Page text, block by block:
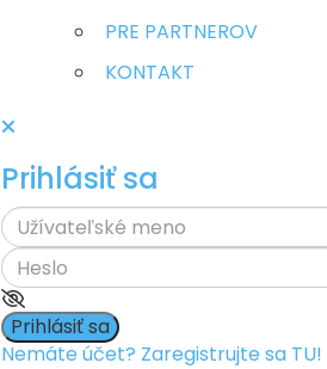
PRE PARTNEROV
KONTAKT
Prihlásiť sa
Prihlásiť sa
Nemáte účet? Zaregistrujte sa TU!